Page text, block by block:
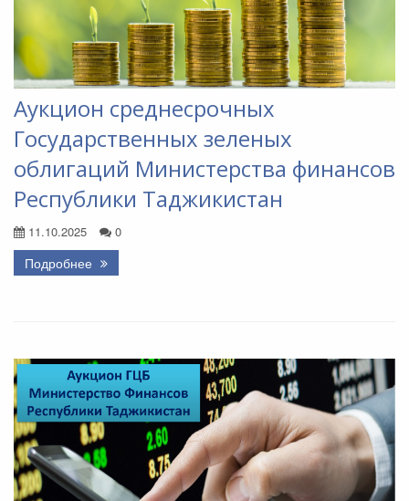
Аукцион среднесрочных
Государственных зеленых
облигаций Министерства финансов
Республики Таджикистан
11.10.2025 0
Подробнее